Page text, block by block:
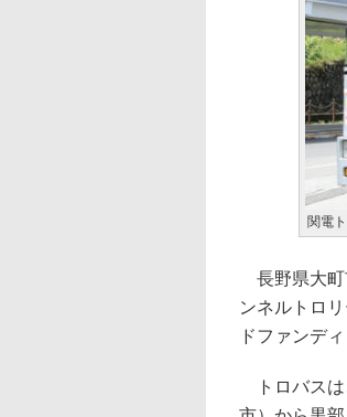
関電
長野県大町
ンネルトロ
ドファンデ
トロバスは